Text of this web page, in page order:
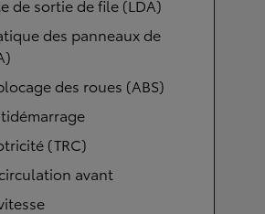
de sortie de file (LDA)
des panneaux de
des roues (ABS)
(TRC)
avant